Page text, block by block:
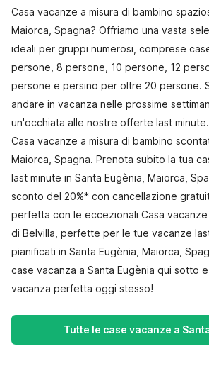
Casa vacanze a misura di bambino
Maiorca, Spagna? Offriamo una vasta
ideali per gruppi numerosi, comprese
persone, 8 persone, 10 persone, 12
persone e persino per oltre 20 persone.
andare in vacanza nelle prossime
un'occhiata alle nostre offerte last
Casa vacanze a misura di bambino
Maiorca, Spagna. Prenota subito la tua
last minute in Santa Eugènia, Maiorca,
sconto del 20%* con cancellazione
perfetta con le eccezionali Casa vacanze
di Belvilla, perfette per le tue vacanze
pianificati in Santa Eugènia, Maiorca,
case vacanza a Santa Eugènia qui sotto
vacanza perfetta oggi stesso!
Tutte le case vacanze a